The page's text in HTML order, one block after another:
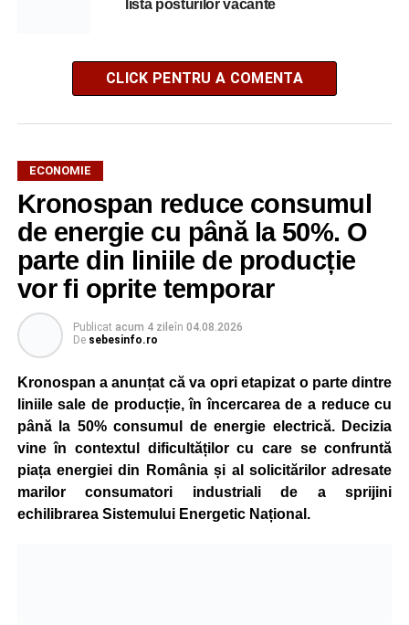
lista posturilor vacante
CLICK PENTRU A COMENTA
ECONOMIE
Kronospan reduce consumul
de energie cu până la 50%. O
parte din liniile de producție
vor fi oprite temporar
Publicat acum 4 zileîn 04.08.2026
De sebesinfo.ro
Kronospan a anunțat că va opri etapizat o parte dintre
liniile sale de producție, în încercarea de a reduce cu
până la 50% consumul de energie electrică. Decizia
vine în contextul dificultăților cu care se confruntă
piața energiei din România și al solicitărilor adresate
marilor consumatori industriali de a sprijini
echilibrarea Sistemului Energetic Național.